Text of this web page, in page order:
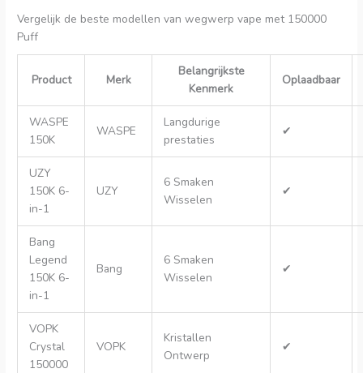
Vergelijk de beste modellen van wegwerp vape met 150000
Puff
Product Merk
Belangrijkste
Kenmerk
Oplaadbaar
WASPE
150K
WASPE
Langdurige
prestaties
✔
UZY
150K 6-
in-1
UZY
6 Smaken
Wisselen
✔
Bang
Legend
150K 6-
in-1
Bang
6 Smaken
Wisselen
✔
VOPK
Crystal
150000
VOPK
Kristallen
Ontwerp
✔